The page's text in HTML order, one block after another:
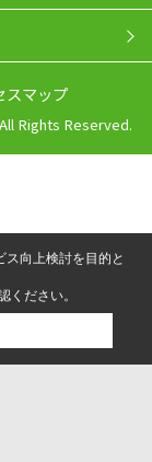
スマップ
Rights Reserved.
問い合わせ
向上検討を目的と
ください。